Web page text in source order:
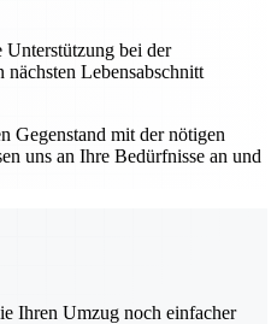
bei der
Lebensabschnitt
Gegenstand mit der nötigen
uns an Ihre Bedürfnisse an und
Ihren Umzug noch einfacher